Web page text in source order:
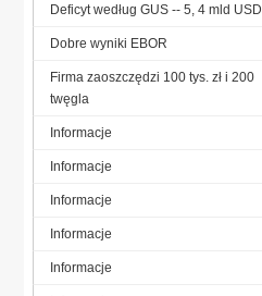
Deficyt według GUS -- 5, 4 mld USD
Dobre wyniki EBOR
Firma zaoszczędzi 100 tys. zł i 200
twęgla
Informacje
Informacje
Informacje
Informacje
Informacje